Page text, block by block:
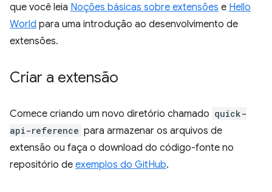
que você leia Noções básicas sobre extensões e Hello
World para uma introdução ao desenvolvimento de
extensões.
Criar a extensão
Comece criando um novo diretório chamado quick-
api-reference para armazenar os arquivos de
extensão ou faça o download do código-fonte no
repositório de exemplos do GitHub.